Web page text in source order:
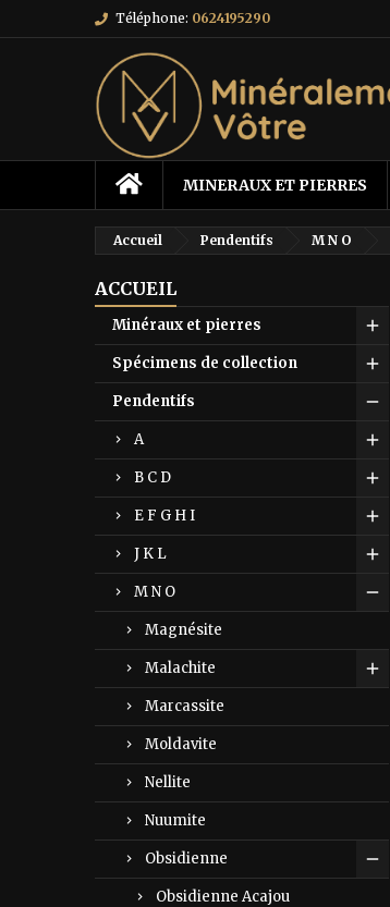
Téléphone: 0624195290
MINERAUX ET PIERRES
Accueil Pendentifs M N O
ACCUEIL
Minéraux et pierres
Spécimens de collection
Pendentifs
A
B C D
E F G H I
J K L
M N O
Magnésite
Malachite
Marcassite
Moldavite
Nellite
Nuumite
Obsidienne
Obsidienne Acajou